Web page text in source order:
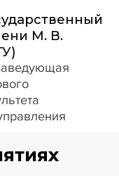
М. В.